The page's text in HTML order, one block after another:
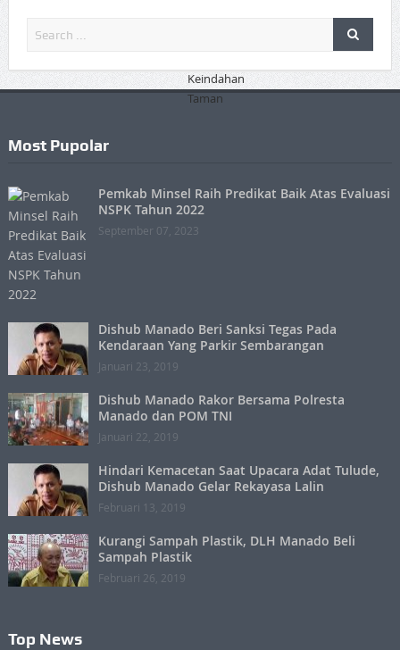
Most Pupolar
Pemkab Minsel Raih Predikat Baik Atas Evaluasi
NSPK Tahun 2022
September 07, 2023
Dishub Manado Beri Sanksi Tegas Pada
Kendaraan Yang Parkir Sembarangan
Januari 23, 2019
Dishub Manado Rakor Bersama Polresta
Manado dan POM TNI
Januari 22, 2019
Hindari Kemacetan Saat Upacara Adat Tulude,
Dishub Manado Gelar Rekayasa Lalin
Februari 13, 2019
Kurangi Sampah Plastik, DLH Manado Beli
Sampah Plastik
Februari 26, 2019
Top News